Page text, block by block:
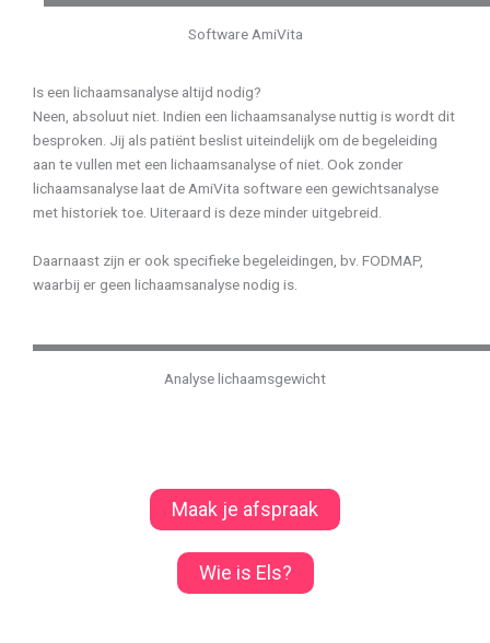
Software AmiVita
Is een lichaamsanalyse altijd nodig?
Neen, absoluut niet. Indien een lichaamsanalyse nuttig is wordt dit
besproken. Jij als patiënt beslist uiteindelijk om de begeleiding
aan te vullen met een lichaamsanalyse of niet. Ook zonder
lichaamsanalyse laat de AmiVita software een gewichtsanalyse
met historiek toe. Uiteraard is deze minder uitgebreid.
Daarnaast zijn er ook specifieke begeleidingen, bv. FODMAP,
waarbij er geen lichaamsanalyse nodig is.
Analyse lichaamsgewicht
Maak je afspraak
Wie is Els?